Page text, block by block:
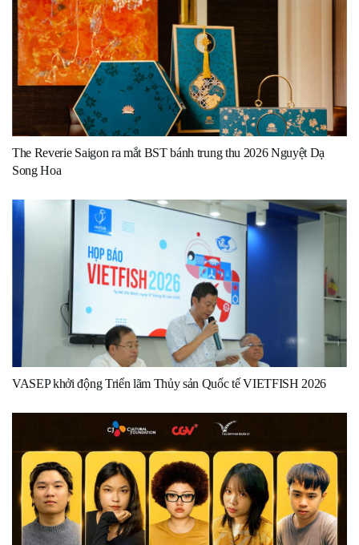
The Reverie Saigon ra mắt BST bánh trung thu 2026 Nguyệt Dạ
Song Hoa
VASEP khởi động Triển lãm Thủy sản Quốc tế VIETFISH 2026